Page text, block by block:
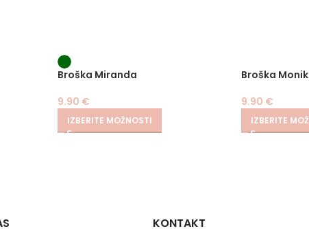
Broška Miranda
9.90 €
IZBERITE MOŽNOSTI
Broška
9.90 €
IZBERITE
KONTAKT